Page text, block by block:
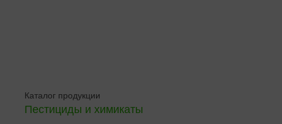
Каталог продукции
Пестициды и химикаты